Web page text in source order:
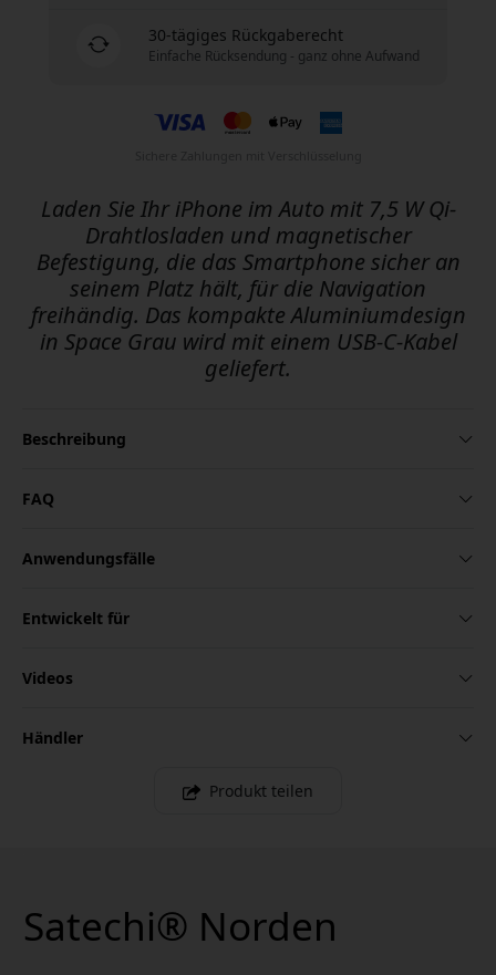
30-tägiges Rückgaberecht
Einfache Rücksendung - ganz ohne Aufwand
Laden Sie Ihr iPhone im Auto mit 7,5 W Qi-
Drahtlosladen und magnetischer
Befestigung, die das Smartphone sicher an
seinem Platz hält, für die Navigation
freihändig. Das kompakte Aluminiumdesign
in Space Grau wird mit einem USB-C-Kabel
geliefert.
Beschreibung
FAQ
Anwendungsfälle
Entwickelt für
Videos
Händler
Produkt teilen
Satechi® Norden